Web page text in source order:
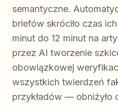
semantyczne.
briefów skróciło czas
minut do 12 minut na
przez AI tworzenie
obowiązkowej
wszystkich twierdzeń
przykładów — obniżyło